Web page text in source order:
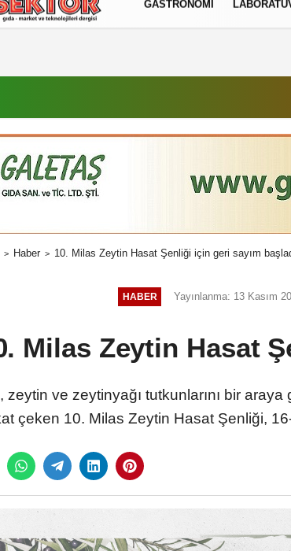
Çerez Politikası
GASTRONOMI
Haber 10. Milas Zeytin Hasat Şenliği için geri sayım
HABER Yayınlanma: 13 Kasım
Milas Zeytin Hasat
zeytin ve zeytinyağı tutkunlarını bir
çeken 10. Milas Zeytin Hasat Şenliği,